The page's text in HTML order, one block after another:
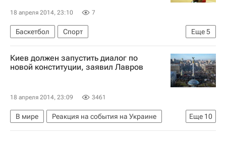
18 апреля 2014, 23:10 7
Еще5
Баскетбол
Спорт
Серия до трех побед плей-офф мужской Евролиги, ПБК ЦСКА - "Панатинаикос"
ЦСКА
Панатинаикос
Сонни Уимс
Киев должен запустить диалог по
новой конституции, заявил Лавров
18 апреля 2014, 23:09 3461
Еще 10
В мире
Реакция на события на Украине
Украина
США Америка
Европа